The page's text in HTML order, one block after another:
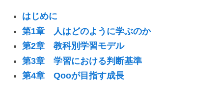
はじめに
第1章 人はどのように学ぶのか
第2章 教科別学習モデル
第3章 学習における判断基準
第4章 Qooが目指す成長